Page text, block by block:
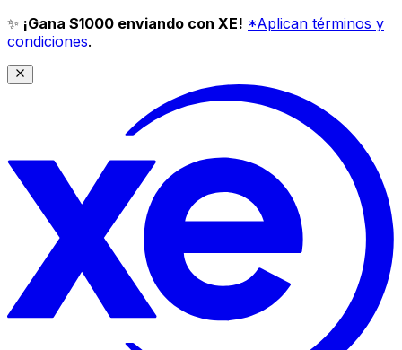
✨ ¡Gana $1000 enviando con XE! *Aplican términos y
condiciones.